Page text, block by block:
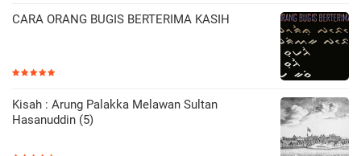
CARA ORANG BUGIS BERTERIMA KASIH
Kisah : Arung Palakka Melawan Sultan
Hasanuddin (5)